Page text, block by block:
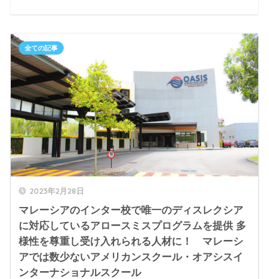
2023年2月28日
マレーシアのインター校で唯一のディスレクシア
に対応しているアロースミスプログラムを提供 多
様性を尊重し受け入れられる人材に！ マレーシ
アでは数少ないアメリカンスクール・オアシスイ
ンターナショナルスクール
全ての記事